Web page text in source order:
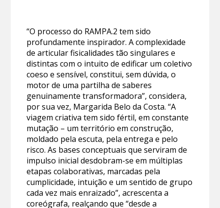
“O processo do RAMPA.2 tem sido
profundamente inspirador. A complexidade
de articular fisicalidades tão singulares e
distintas com o intuito de edificar um coletivo
coeso e sensível, constitui, sem dúvida, o
motor de uma partilha de saberes
genuinamente transformadora”, considera,
por sua vez, Margarida Belo da Costa. “A
viagem criativa tem sido fértil, em constante
mutação – um território em construção,
moldado pela escuta, pela entrega e pelo
risco. As bases conceptuais que serviram de
impulso inicial desdobram-se em múltiplas
etapas colaborativas, marcadas pela
cumplicidade, intuição e um sentido de grupo
cada vez mais enraizado”, acrescenta a
coreógrafa, realçando que “desde a